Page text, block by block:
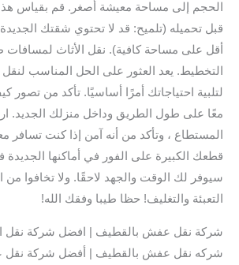
الحجم إلى مساحة معيشة أصغر. قم بقياس
قبل تحميله (تلميح: قد لا تحتوي شقتك الجديدة
أقل على مساحة كافية). نقل الأثاث لمسافات
التخطيط. يعد العثور على الحل المناسب لنقل
لتلبية احتياجاتك أمرًا أساسيًا. تأكد من
معًا على طول الطريق وداخل منزلك الجديد.
المستطاع ، وتأكد من أنه آمن إذا كنت تسافر
قطعك الكبيرة على الفور في أماكنها الجديدة
سيوفر لك الوقت والجهد لاحقًا. ولا تخافوا
التعبئة والتغليف! حظا طيبا وفقك الله!
شركة نقل عفش بالقطيف | افضل شركة نقل
شركه نقل عفش بالقطيف | أفضل شركة نقل